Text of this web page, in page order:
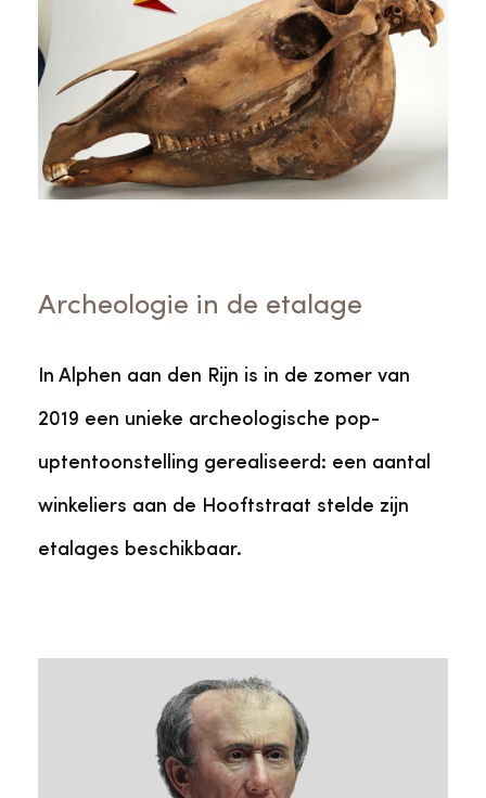
Archeologie in de etalage
In Alphen aan den Rijn is in de zomer van
2019 een unieke archeologische pop-
uptentoonstelling gerealiseerd: een aantal
winkeliers aan de Hooftstraat stelde zijn
etalages beschikbaar.